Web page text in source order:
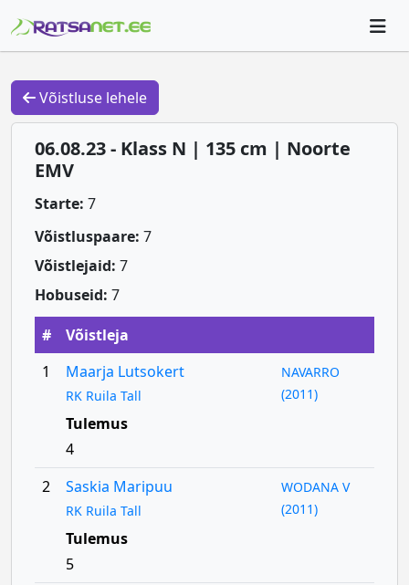
Võistluse lehele
06.08.23 - Klass N | 135 cm | Noorte
EMV
Starte: 7
Võistluspaare: 7
Võistlejaid: 7
Hobuseid: 7
#
Võistleja
1
Maarja Lutsokert
RK Ruila Tall
NAVARRO
(2011)
Tulemus
4
2
Saskia Maripuu
RK Ruila Tall
WODANA V
(2011)
Tulemus
5